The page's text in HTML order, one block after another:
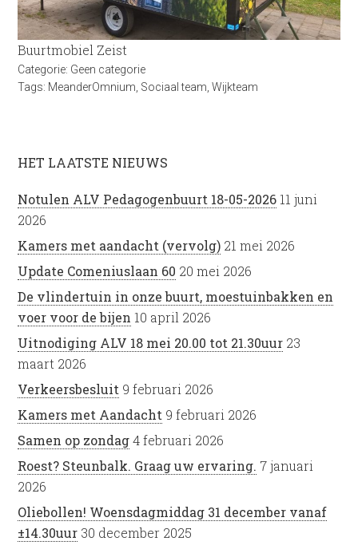
Buurtmobiel Zeist
Categorie: Geen categorie
Tags: MeanderOmnium Sociaal team ,Wijkteam
HET LAATSTE NIEUWS
Notulen ALV Pedagogenbuurt 18-05-2026 11 juni
2026
Kamers met aandacht (vervolg) 21 mei 2026
Update Comeniuslaan 60 20 mei 2026
De vlindertuin in onze buurt, moestuinbakken en
voer voor de bijen 10 april 2026
Uitnodiging ALV 18 mei 20.00 tot 21.30uur 23
maart 2026
Verkeersbesluit 9 februari 2026
Kamers met Aandacht 9 februari 2026
Samen op zondag 4 februari 2026
Roest? Steunbalk. Graag uw ervaring. 7 januari
2026
Oliebollen! Woensdagmiddag 31 december vanaf
±14.30uur 30 december 2025